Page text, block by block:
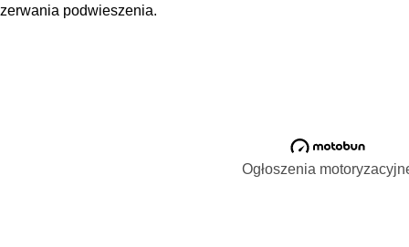
zerwania podwieszenia.
Ogłoszenia